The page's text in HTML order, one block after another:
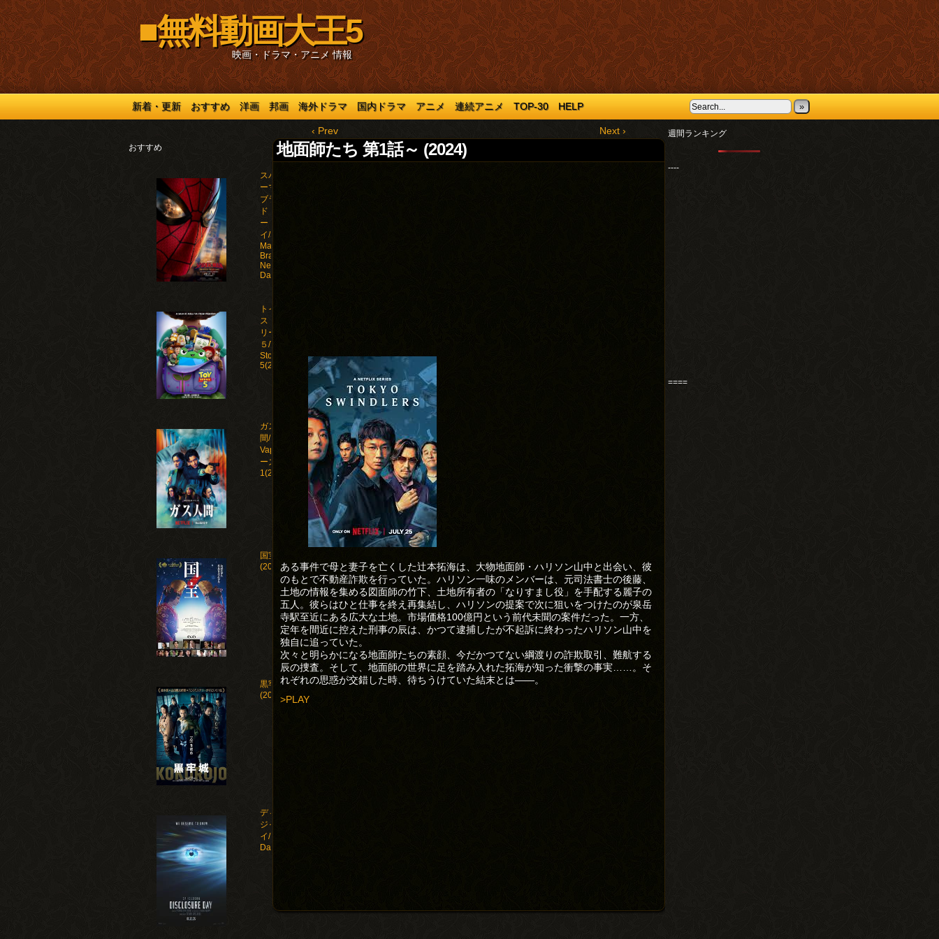
■無料動画大王5
映画・ドラマ・アニメ 情報
新着・更新 おすすめ 洋画 邦画 海外ドラマ 国内ドラマ アニメ 連続アニメ TOP-30 HELP »
おすすめ
スパイダ
ーマン：
ブラン
ド・ニュ
ー・デ
イ/Spider-
Man:
Brand
New
Day(2026)
トイ・
ストー
リー
５/Toy
Story
5(2026)
ガス人
間/Human
Vapor シ
ーズン
1(2026)
国宝
(2025)
黒牢城
(2026)
ディスクロー
ジャー・デ
イ/Disclosure
Day(2026)
‹ Prev Next ›
地面師たち 第1話～ (2024)
ある事件で母と妻子を亡くした辻本拓海は、大物地面師・ハリソン山中と出会い、彼
のもとで不動産詐欺を行っていた。ハリソン一味のメンバーは、元司法書士の後藤、
土地の情報を集める図面師の竹下、土地所有者の「なりすまし役」を手配する麗子の
五人。彼らはひと仕事を終え再集結し、ハリソンの提案で次に狙いをつけたのが泉岳
寺駅至近にある広大な土地。市場価格100億円という前代未聞の案件だった。一方、
定年を間近に控えた刑事の辰は、かつて逮捕したが不起訴に終わったハリソン山中を
独自に追っていた。
次々と明らかになる地面師たちの素顔、今だかつてない綱渡りの詐欺取引、難航する
辰の捜査。そして、地面師の世界に足を踏み入れた拓海が知った衝撃の事実……。そ
れぞれの思惑が交錯した時、待ちうけていた結末とは――。
>PLAY
週間ランキング
----
====